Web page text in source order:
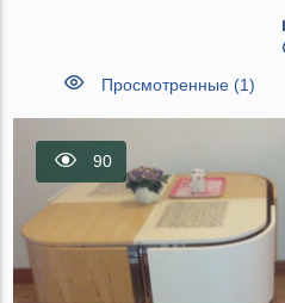
Просмотренные (1)
90